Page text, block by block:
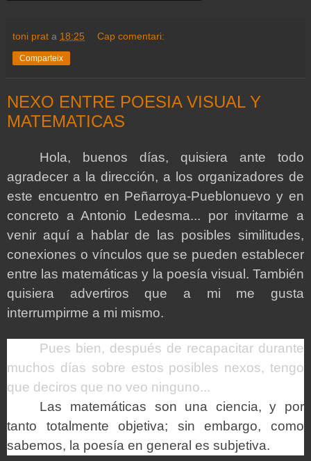
toni prat a 18:25 Cap comentari:
Comparteix
NEXO ENTRE POESIA VISUAL Y
MATEMATICAS
Hola, buenos días, quisiera ante todo
agradecer a la dirección, a los organizadores de
este encuentro en Peñarroya-Pueblonuevo y en
concreto a Antonio Ledesma... por invitarme a
venir aquí a hablar de las posibles similitudes,
conexiones o vínculos que se pueden establecer
entre las matemáticas y la poesía visual. También
quisiera advertiros que a mi me gusta
interrumpirme a mi mismo.
Pues bien, después de recapacitar durante
muchos días sobre estos posibles nexos, tengo
que deciros que no veo ninguno...
Las matemáticas son una ciencia, y por
tanto totalmente objetiva; sin embargo, como
sabemos, la poesía en general es subjetiva.